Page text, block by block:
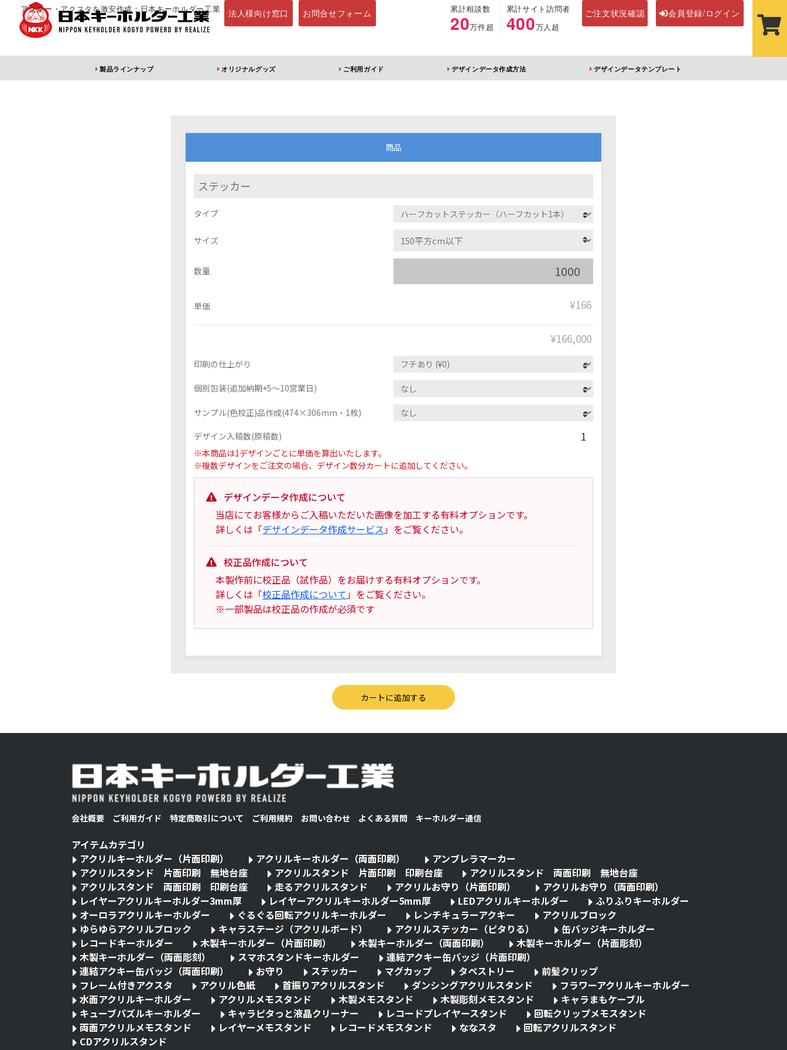
アクキー・アクスタを激安作成：日本キーホルダー工業 法人様向け窓口 お問合せフォーム 累計相談数
20万件超
累計サイト訪問者
400万人超
ご注文状況確認 会員登録/ログイン
製品ラインナップ オリジナルグッズ ご利用ガイド デザインデータ作成方法 デザインデータテンプレート
アクリルキーホルダー
アクリルスタンド 片
ふりふりキーホルダー
オーロラアクリルキー
商品
ステッカー
タイプ
サイズ
数量
単価 ¥166
¥166,000
印刷の仕上がり
個別包装(追加納期+5～10営業日)
サンプル(色校正)品作成(474×306mm・1枚)
デザイン入稿数(原稿数) 1
※本商品は1デザインごとに単価を算出いたします。
※複数デザインをご注文の場合、デザイン数分カートに追加してください。
デザインデータ作成について
当店にてお客様からご入稿いただいた画像を加工する有料オプションです。
詳しくは「デザインデータ作成サービス」をご覧ください。
校正品作成について
本製作前に校正品（試作品）をお届けする有料オプションです。
詳しくは「校正品作成について」をご覧ください。
※一部製品は校正品の作成が必須です
会社概要 ご利用ガイド 特定商取引について ご利用規約 お問い合わせ よくある質問 キーホルダー通信
アイテムカテゴリ
アクリルキーホルダー（片面印刷）
アクリルキーホルダー（両面印刷）
アンブレラマーカー
アクリルスタンド 片面印刷 無地台座
アクリルスタンド 片面印刷 印刷台座
アクリルスタンド 両面印刷 無地台座
アクリルスタンド 両面印刷 印刷台座
走るアクリルスタンド アクリルお守り（片面印刷）
アクリルお守り（両面印刷）
レイヤーアクリルキーホルダー3mm厚
レイヤーアクリルキーホルダー5mm厚 LEDアクリルキーホルダー
ふりふりキーホルダー
オーロラアクリルキーホルダー
ぐるぐる回転アクリルキーホルダー レンチキュラーアクキー
アクリルブロック
ゆらゆらアクリルブロック
キャラステージ（アクリルボード） アクリルステッカー（ピタりる）
缶バッジキーホルダー
レコードキーホルダー
木製キーホルダー（片面印刷） 木製キーホルダー（両面印刷）
木製キーホルダー（片面彫刻）
木製キーホルダー（両面彫刻）
スマホスタンドキーホルダー
連結アクキー缶バッジ（片面印刷）
連結アクキー缶バッジ（両面印刷）
お守り ステッカー マグカップ タペストリー
前髪クリップ
フレーム付きアクスタ
アクリル色紙 首振りアクリルスタンド ダンシングアクリルスタンド
フラワーアクリルキーホルダー
水面アクリルキーホルダー
アクリルメモスタンド 木製メモスタンド 木製彫刻メモスタンド
キャラまもケーブル
キューブパズルキーホルダー
キャラピタっと液晶クリーナー レコードプレイヤースタンド
回転クリップメモスタンド
両面アクリルメモスタンド
レイヤーメモスタンド レコードメモスタンド ななスタ
回転アクリルスタンド
CDアクリルスタンド